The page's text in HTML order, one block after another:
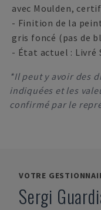
avec Moulden,
- Finition de la
gris foncé (pas de
- État actuel : Livré
*Il peut y avoir des
indiquées et les
confirmé par le
VOTRE
Sergi